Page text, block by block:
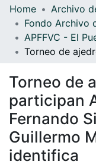
Home
Torneo de
participan
Fernando
Guillermo
identifica